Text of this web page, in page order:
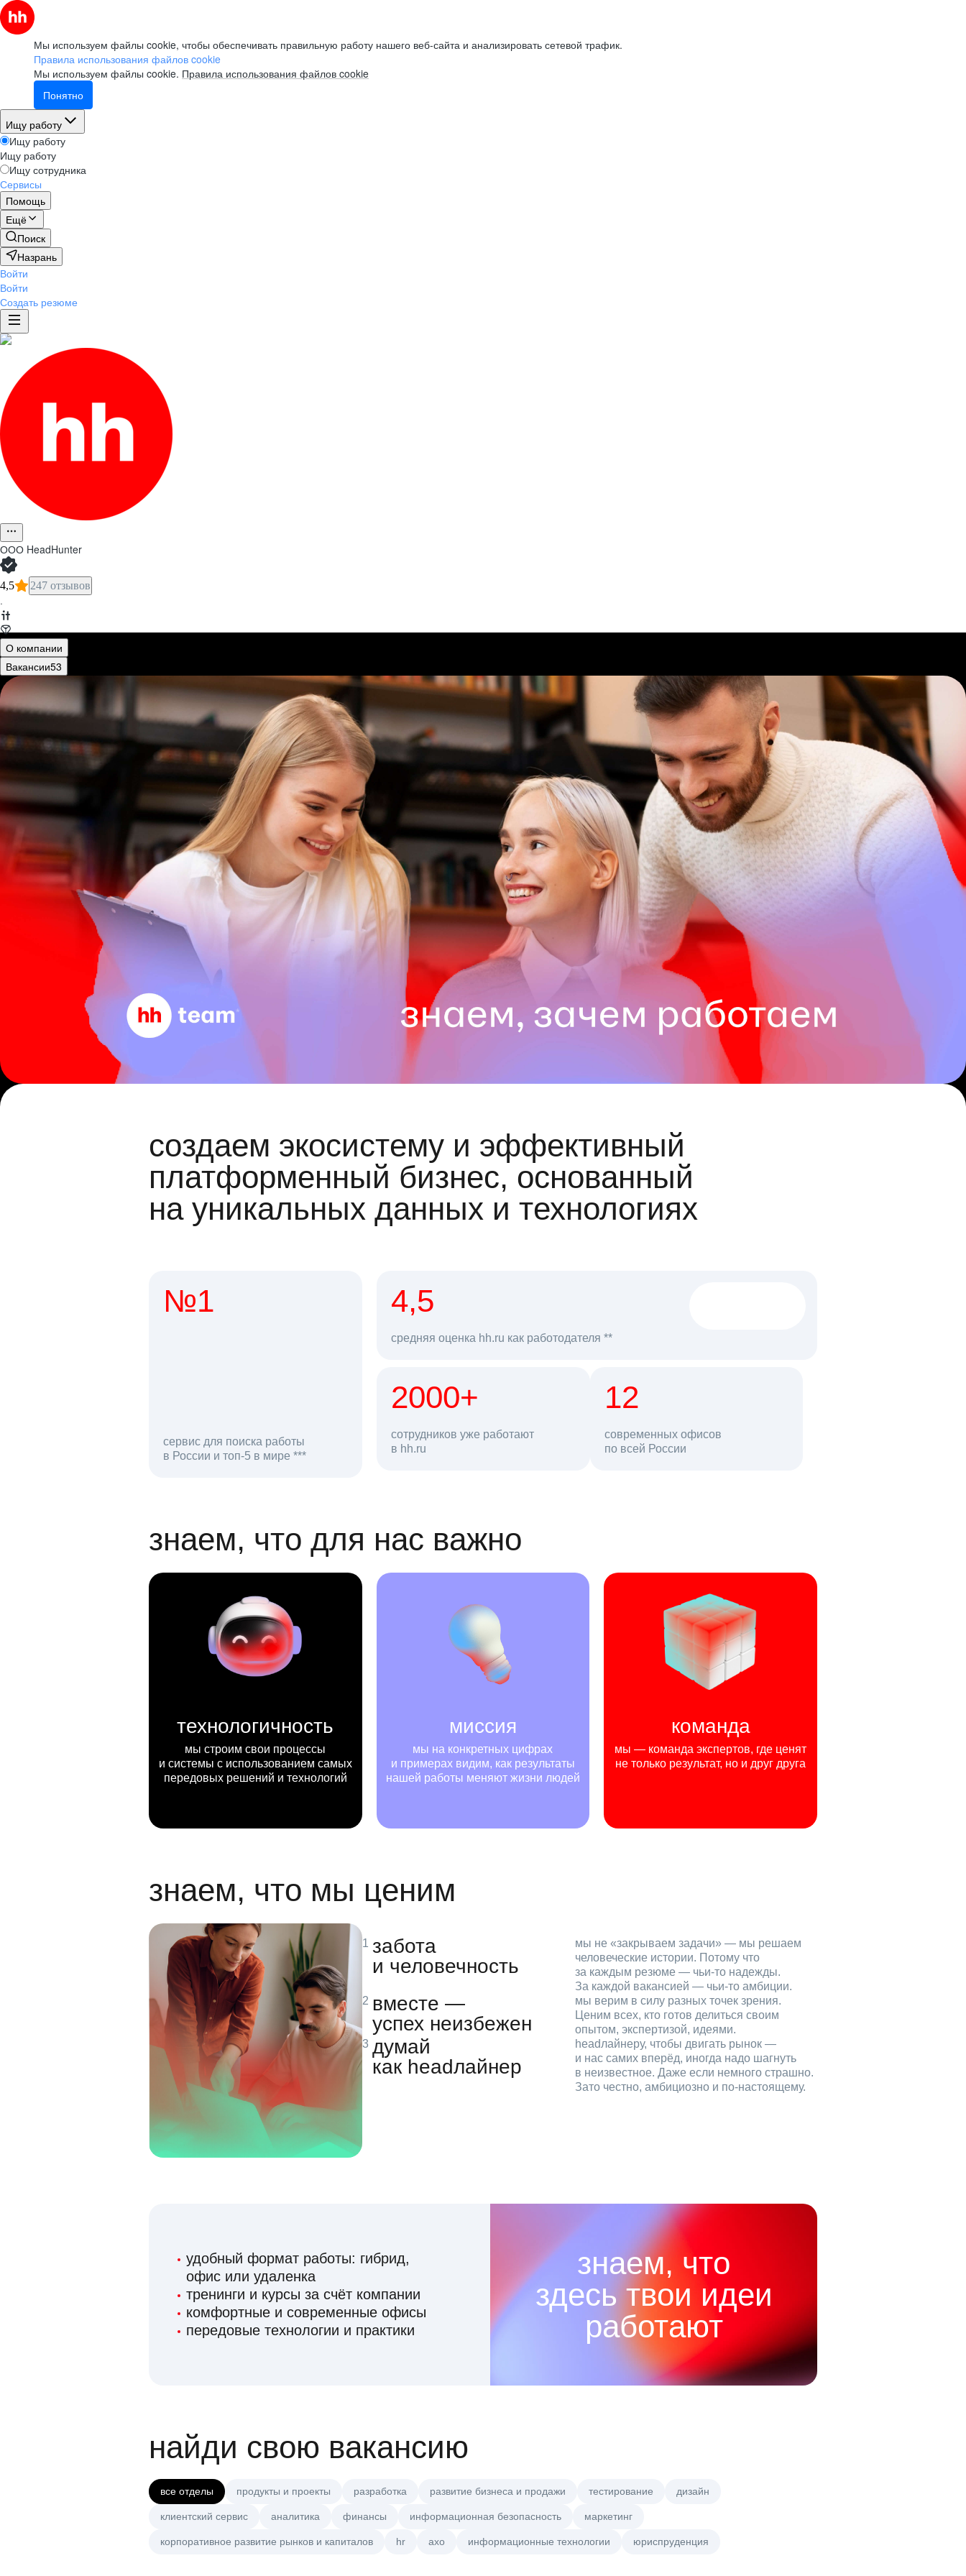
Мы используем файлы cookie, чтобы обеспечивать правильную работу нашего веб-сайта и анализировать сетевой трафик.
Правила использования файлов cookie
Мы используем файлы cookie. Правила использования файлов cookie
Понятно
Ищу работу
Ищу работу
Ищу работу
Ищу сотрудника
Сервисы
Помощь
Ещё
Поиск
Назрань
Войти
Войти
Создать резюме
ООО HeadHunter
4,5 247 отзывов
·
О компании
Вакансии53
создаем экосистему и эффективный
платформенный бизнес, основанный
на уникальных данных и технологиях
№1
сервис для поиска работы
в России и топ-5 в мире ***
откликов на вакансии
4,5
средняя оценка hh.ru как работодателя **
2000+
сотрудников уже работают
в hh.ru
68 млн 12
современных офисов
по всей Россиипользователей в день
знаем, что для нас важно
технологичность
мы строим свои процессы
и системы с использованием самых
передовых решений и технологий
миссия
мы на конкретных цифрах
и примерах видим, как результаты
нашей работы меняют жизни людей
команда
мы — команда экспертов, где ценят
не только результат, но и друг друга
знаем, что мы ценим
забота
и человечность
мы не «закрываем задачи» — мы решаем
человеческие истории. Потому что
за каждым резюме — чьи‑то надежды.
За каждой вакансией — чьи‑то амбиции.
вместе —
успех неизбежен
мы верим в силу разных точек зрения.
Ценим всех, кто готов делиться своим
опытом, экспертизой, идеями.
думай
как headлайнер
headлайнеру, чтобы двигать рынок —
и нас самих вперёд, иногда надо шагнуть
в неизвестное. Даже если немного страшно.
Зато честно, амбициозно и по‑настоящему.
удобный формат работы: гибрид,
офис или удаленка
тренинги и курсы за счёт компании
комфортные и современные офисы
передовые технологии и практики
знаем, что
здесь твои идеи
работают
найди свою вакансию
все отделы продукты и проекты разработка развитие бизнеса и продажи тестирование дизайн
клиентский сервис аналитика финансы информационная безопасность маркетинг
корпоративное развитие рынков и капиталов hr axo информационные технологии юриспруденция